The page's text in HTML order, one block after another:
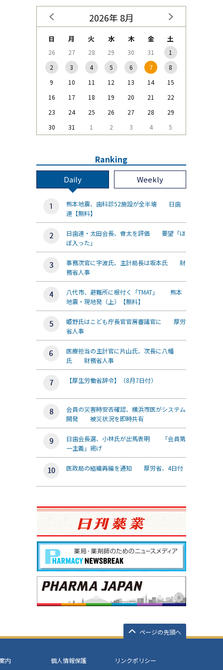
2026年 8月
日 月 火 水 木 金 土
26 27 28 29 30 31
1
2
3 4 5 6 7
8
9
10 11 12 13 14
15
16
17 18 19 20 21
22
23
24 25 26 27 28
29
30
31 1 2 3 4 5
Ranking
Daily Weekly
熊本地震、歯科診52施設が全半壊 日歯
連【無料】
日歯連・太田会長、骨太を評価 要望「ほ
ぼ入った」
事務次官に宇波氏、主計局長は坂本氏 財
務省人事
八代市、避難所に根付く「TMAT」 熊本
地震・現地発（上）【無料】
姫野氏はこども庁長官官房審議官に 厚労
省人事
医療担当の主計官に片山氏、次長に八幡
氏 財務省人事
【厚生労働省辞令】（8月7日付）
会員の災害時安否確認、横浜市医がシステム
開発 被災状況を即時共有
日歯会長選、小林氏が出馬表明 「会員第
一主義」掲げ
医政局の組織再編を通知 厚労省、4日付
ページの先頭へ
内 個人情報保護
リンクポリシー